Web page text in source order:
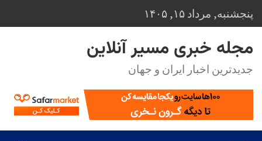
Skip
to
content
پنجشنبه, مرداد ۱۵, ۱۴۰۵
مجله خبری مسیر آنلاین
جدیدترین اخبار ایران و جهان